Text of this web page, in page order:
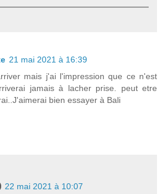
21 mai 2021 à 16:39
mais j'ai l'impression que ce n'est
jamais à lacher prise. peut etre
bien essayer à Bali
22 mai 2021 à 10:07